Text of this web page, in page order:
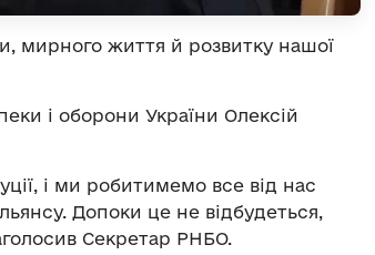
мирного життя й розвитку нашої
і оборони України Олексій
і ми робитимемо все від нас
Допоки це не відбудеться,
Секретар РНБО.